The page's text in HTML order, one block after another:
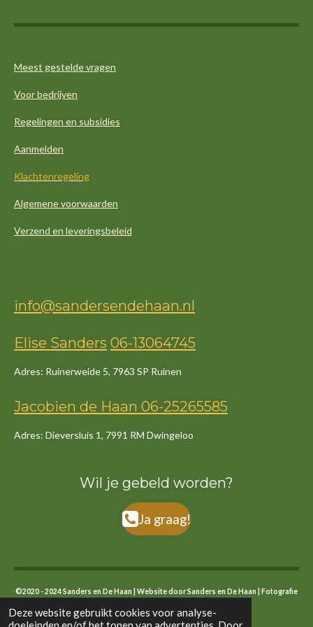
Deze website gebruikt cookies voor analyse-
Meest gestelde vragen
Voor bedrijven
Regelingen en subsidies
Aanmelden
Klachtenregeling
Algemene voorwaarden
Verzend en leveringsbeleid
info@sandersendehaan.nl
Elise Sanders 06-13064745
Adres: Ruinerweide 5, 7963 SP Ruinen
Jacobien de Haan 06-25265585
Adres: Dieversluis 1, 7991 RM Dwingeloo
Wil je gebeld worden?
Ja graag!
©2020 - 2024 Sanders en De Haan | Website door Sanders en De Haan | Fotografie
eigen foto's en stock